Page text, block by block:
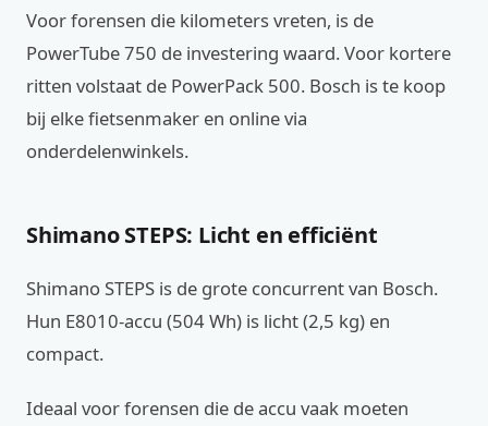
Voor forensen die kilometers vreten, is de
PowerTube 750 de investering waard. Voor kortere
ritten volstaat de PowerPack 500. Bosch is te koop
bij elke fietsenmaker en online via
onderdelenwinkels.
Shimano STEPS: Licht en efficiënt
Shimano STEPS is de grote concurrent van Bosch.
Hun E8010-accu (504 Wh) is licht (2,5 kg) en
compact.
Ideaal voor forensen die de accu vaak moeten